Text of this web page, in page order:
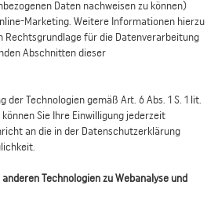
Daten nachweisen zu können)
Marketing. Weitere Informationen hierzu
Rechtsgrundlage für die Datenverarbeitung
Abschnitten dieser
der Technologien gemäß Art. 6 Abs. 1 S. 1 lit.
können Sie Ihre Einwilligung jederzeit
an die in der Datenschutzerklärung
Technologien zu Webanalyse und